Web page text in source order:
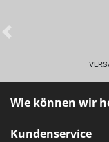
Previous
Wie können wir
Kundenservice